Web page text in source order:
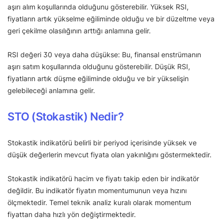
aşırı alım koşullarında olduğunu gösterebilir. Yüksek RSI,
fiyatların artık yükselme eğiliminde olduğu ve bir düzeltme veya
geri çekilme olasılığının arttığı anlamına gelir.
RSI değeri 30 veya daha düşükse: Bu, finansal enstrümanın
aşırı satım koşullarında olduğunu gösterebilir. Düşük RSI,
fiyatların artık düşme eğiliminde olduğu ve bir yükselişin
gelebileceği anlamına gelir.
STO (Stokastik) Nedir?
Stokastik indikatörü belirli bir periyod içerisinde yüksek ve
düşük değerlerin mevcut fiyata olan yakınlığını göstermektedir.
Stokastik indikatörü hacim ve fiyatı takip eden bir indikatör
değildir. Bu indikatör fiyatın momentumunun veya hızını
ölçmektedir. Temel teknik analiz kuralı olarak momentum
fiyattan daha hızlı yön değiştirmektedir.